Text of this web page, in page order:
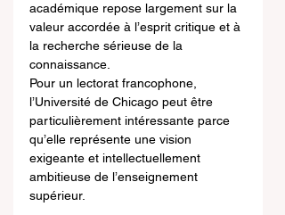
académique repose largement sur la
valeur accordée à l’esprit critique et à
la recherche sérieuse de la
connaissance.
Pour un lectorat francophone,
l’Université de Chicago peut être
particulièrement intéressante parce
qu’elle représente une vision
exigeante et intellectuellement
ambitieuse de l’enseignement
supérieur.